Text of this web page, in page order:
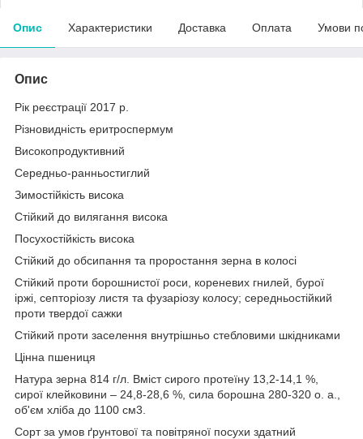
Опис Характеристики Доставка Оплата Умови
Опис
Рік реєстрації 2017 р.
Різновидність еритроспермум
Високопродуктивний
Середньо-ранньостиглий
Зимостійкість висока
Стійкий до вилягання висока
Посухостійкість висока
Стійкий до обсипання та проростання зерна в колосі
Стійкий проти борошнистої роси, кореневих гнилей, бурої
іржі, септоріозу листя та фузаріозу колосу; середньостійкий
проти твердої сажки
Стійкий проти заселення внутрішньо стебловими шкідниками
Цінна пшениця
Натура зерна 814 г/л. Вміст сирого протеїну 13,2-14,1 %,
сирої клейковини – 24,8-28,6 %, сила борошна 280-320 о. а.,
об'єм хліба до 1100 см3
Сорт за умов ґрунтової та повітряної посухи здатний